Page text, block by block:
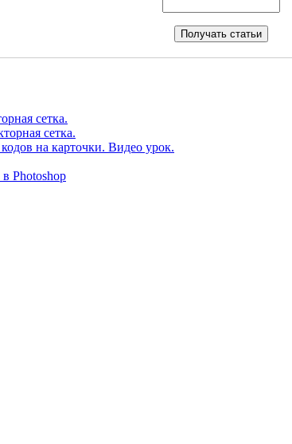
сетка.
сетка.
на карточки. Видео урок.
Photoshop